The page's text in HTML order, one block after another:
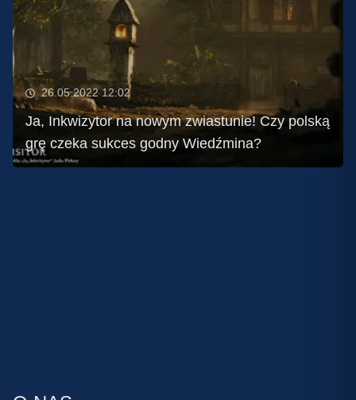
26.05.2022 12:02
Ja, Inkwizytor na nowym zwiastunie! Czy polską
grę czeka sukces godny Wiedźmina?